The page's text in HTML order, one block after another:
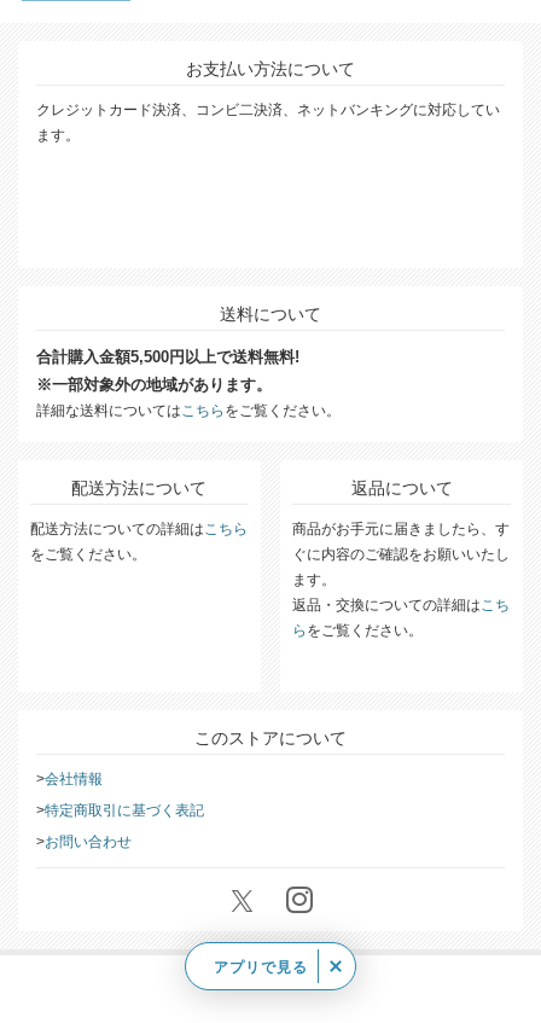
お支払い方法について
クレジットカード決済、コンビ二決済、ネットバンキングに対応してい
ます。
送料について
合計購入金額5,500円以上で送料無料!
※一部対象外の地域があります。
詳細な送料についてはこちら をご覧ください。
配送方法について
配送方法についての詳細はこちら
をご覧ください。
返品について
商品がお手元に届きましたら、す
ぐに内容のご確認をお願いいたし
ます。
返品・交換についての詳細はこち
ら をご覧ください。
このストアについて
会社情報
特定商取引に基づく表記
お問い合わせ
アプリで見る